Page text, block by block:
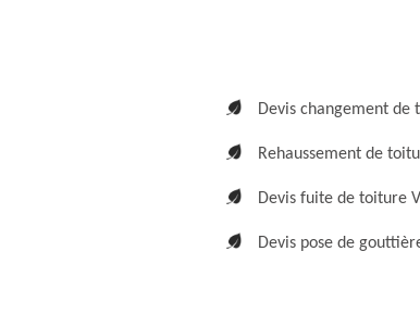
Devis changement de
Rehaussement de
Devis fuite de toiture
Devis pose de